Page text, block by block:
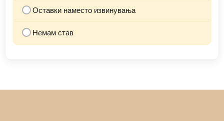
Оставки наместо извинувања
Немам став